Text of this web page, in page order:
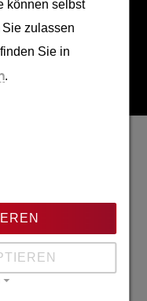
können selbst
zulassen
Sie in
.